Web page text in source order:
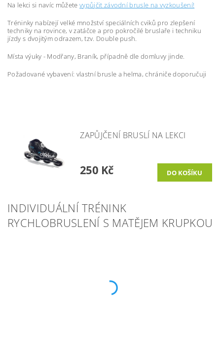
Na lekci si navíc můžetevypůjčit závodní brusle na vyzkoušení!
Tréninky nabízejí velké množství speciálních cviků pro zlepšení
techniky na rovince, v zatáčce a pro pokročilé bruslaře i techniku
jízdy s dvojitým odrazem, tzv. Double push.
Místa výuky - Modřany, Braník, případně dle domluvy jinde.
Požadované vybavení: vlastní brusle a helma, chrániče doporučuji
ZAPŮJČENÍ BRUSLÍ NA LEKCI
250 Kč
INDIVIDUÁLNÍ TRÉNINK
RYCHLOBRUSLENÍ S MATĚJEM KRUPKOU